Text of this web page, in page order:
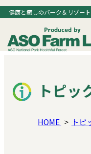
健康と癒しのパーク＆リゾート
トピッ
HOME トピ